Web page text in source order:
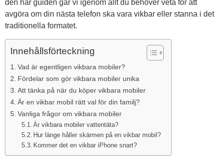
den här guiden går vi igenom allt du behöver veta för att
avgöra om din nästa telefon ska vara vikbar eller stanna i det
traditionella formatet.
Innehållsförteckning
Vad är egentligen vikbara mobiler?
Fördelar som gör vikbara mobiler unika
Att tänka på när du köper vikbara mobiler
Är en vikbar mobil rätt val för din familj?
Vanliga frågor om vikbara mobiler
Är vikbara mobiler vattentäta?
Hur länge håller skärmen på en vikbar mobil?
Kommer det en vikbar iPhone snart?